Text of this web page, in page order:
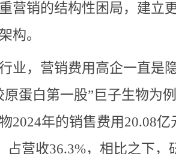
营销的结构性困局，建立
构。
业，营销费用高企一直是
原蛋白第一股”巨子生物为
2024年的销售费用20.08亿
占营收36.3%，相比之下，